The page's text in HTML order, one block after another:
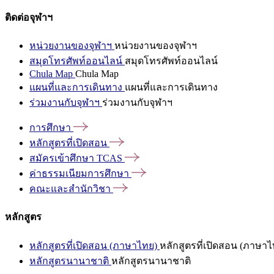
ติดต่อจุฬาฯ
หน่วยงานของจุฬาฯ หน่วยงานของจุฬาฯ
สมุดโทรศัพท์ออนไลน์ สมุดโทรศัพท์ออนไลน์
Chula Map Chula Map
แผนที่และการเดินทาง แผนที่และการเดินทาง
ร่วมงานกับจุฬาฯ ร่วมงานกับจุฬาฯ
การศึกษา
หลักสูตรที่เปิดสอน
สมัครเข้าศึกษา TCAS
ค่าธรรมเนียมการศึกษา
คณะและสำนักวิชา
หลักสูตร
หลักสูตรที่เปิดสอน (ภาษาไทย) หลักสูตรที่เปิดสอน (ภาษาไ
หลักสูตรนานาชาติ หลักสูตรนานาชาติ